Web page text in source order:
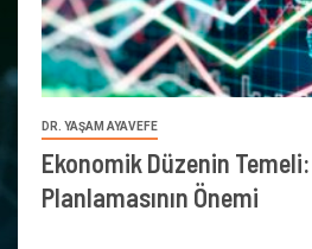
DR. YAŞAM AYAVEFE
Ekonomik Düzenin
Planlamasının Önemi